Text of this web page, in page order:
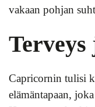
vakaan pohjan
Capricornin tulisi
elämäntapaan,